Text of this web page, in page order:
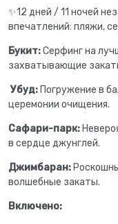
✨12 дней / 11 ночей
впечатлений: пляжи,
Букит:Серфинг на
захватывающие
Убуд: Погружение в
церемонии очищения.
Сафари-парк:
в сердце джунглей.
Джимбаран:
волшебные закаты.
Включено: